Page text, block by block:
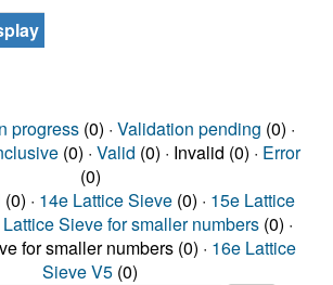
progress(0) · Validation pending (0) ·
(0) · Valid (0) · Invalid (0) · Error
(0)
(0) · 14e Lattice Sieve (0) · 15e Lattice
Sieve for smaller numbers (0) ·
for smaller numbers (0) · 16e Lattice
Sieve V5 (0)